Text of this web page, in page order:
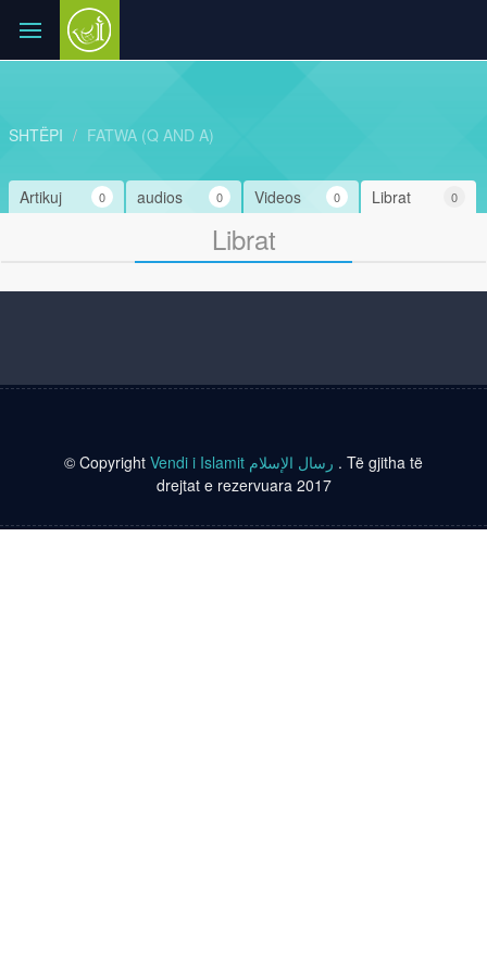
SHTËPI FATWA (Q AND A)
Librat 0
Videos 0
audios 0
Artikuj 0
Librat
© Copyright
. Të gjitha të
drejtat e rezervuara 2017